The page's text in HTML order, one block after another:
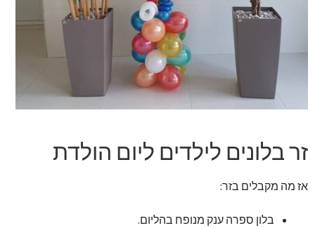
זר מתוק
בלונים בראשון לציון
מתנות בראשון לציון
זר בלונים לילדים ליום הולדת
אז מה מקבלים בזר:
בלון ספרה ענק מנופח בהליום.